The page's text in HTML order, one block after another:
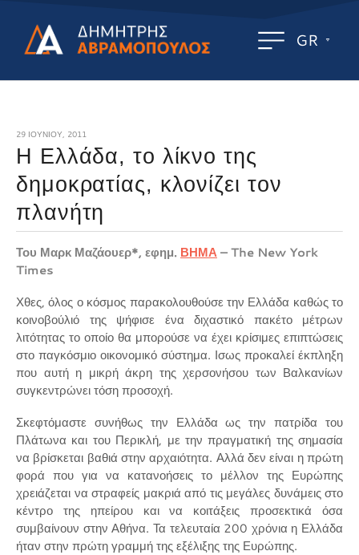
GR
29 ΙΟΥΝΊΟΥ, 2011
Η Ελλάδα, το λίκνο της
δημοκρατίας, κλονίζει τον
πλανήτη
Του Μαρκ Μαζάουερ*, εφημ. ΒΗΜΑ– The New York
Times
Χθες, όλος ο κόσμος παρακολουθούσε την Ελλάδα καθώς το
κοινοβούλιό της ψήφισε ένα διχαστικό πακέτο μέτρων
λιτότητας το οποίο θα μπορούσε να έχει κρίσιμες επιπτώσεις
στο παγκόσμιο οικονομικό σύστημα. Ισως προκαλεί έκπληξη
που αυτή η μικρή άκρη της χερσονήσου των Βαλκανίων
συγκεντρώνει τόση προσοχή.
Σκεφτόμαστε συνήθως την Ελλάδα ως την πατρίδα του
Πλάτωνα και του Περικλή, με την πραγματική της σημασία
να βρίσκεται βαθιά στην αρχαιότητα. Αλλά δεν είναι η πρώτη
φορά που για να κατανοήσεις το μέλλον της Ευρώπης
χρειάζεται να στραφείς μακριά από τις μεγάλες δυνάμεις στο
κέντρο της ηπείρου και να κοιτάξεις προσεκτικά όσα
συμβαίνουν στην Αθήνα. Τα τελευταία 200 χρόνια η Ελλάδα
ήταν στην πρώτη γραμμή της εξέλιξης της Ευρώπης.